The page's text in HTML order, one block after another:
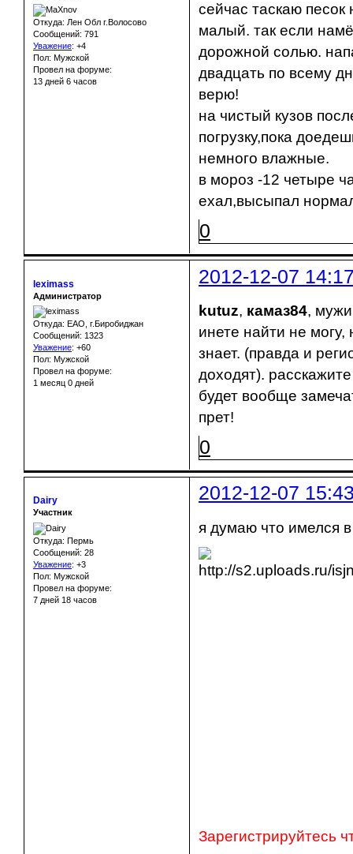
Откуда: Лен Обл г.Волосово
Сообщений: 791
Уважение: +4
Пол: Мужской
Провел на форуме:
13 дней 6 часов
сейчас таскаю
малый. так если
дорожной солью.
двадцать по всему
верю!
на чистый кузов
погрузку,пока
немного влажные.
в мороз -12 четыре
ехал,высыпал
0
2012-12-07
leximass
Администратор
Откуда: ЕАО, г.Биробиджан
Сообщений: 1323
Уважение: +60
Пол: Мужской
Провел на форуме:
1 месяц 0 дней
kutuz, камаз84,
инете найти не
знает. (правда и
доходят).
будет вообще
прет!
0
2012-12-07
Dairy
Участник
Откуда: Пермь
Сообщений: 28
Уважение: +3
Пол: Мужской
Провел на форуме:
7 дней 18 часов
я думаю что имелся
Зарегистрируйтесь